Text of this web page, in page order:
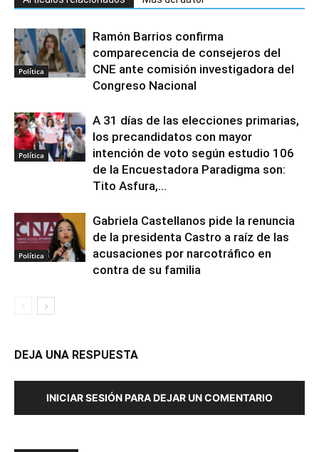
Política
Ramón Barrios confirma
comparecencia de consejeros del
CNE ante comisión investigadora del
Congreso Nacional
Política
A 31 días de las elecciones primarias,
los precandidatos con mayor
intención de voto según estudio 106
de la Encuestadora Paradigma son:
Tito Asfura,...
Política
Gabriela Castellanos pide la renuncia
de la presidenta Castro a raíz de las
acusaciones por narcotráfico en
contra de su familia
DEJA UNA RESPUESTA
INICIAR SESIÓN PARA DEJAR UN COMENTARIO